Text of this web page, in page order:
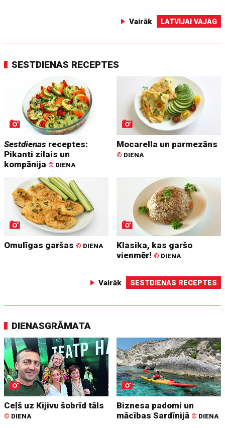
Vairāk LATVIJAI VAJAG
SESTDIENAS RECEPTES
Sestdienas receptes:
Pikanti zilais un
kompānija © DIENA
Mocarella un parmezāns
© DIENA
Omulīgas garšas © DIENA
Klasika, kas garšo
vienmēr! © DIENA
Vairāk SESTDIENAS RECEPTES
DIENASGRĀMATA
Ceļš uz Kijivu šobrīd tāls
© DIENA
Biznesa padomi un
mācības Sardīnijā © DIENA